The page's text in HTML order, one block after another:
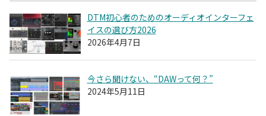
DTM初心者のためのオーディオインターフェ
イスの選び方2026
2026年4月7日
今さら聞けない、“DAWって何？”
2024年5月11日